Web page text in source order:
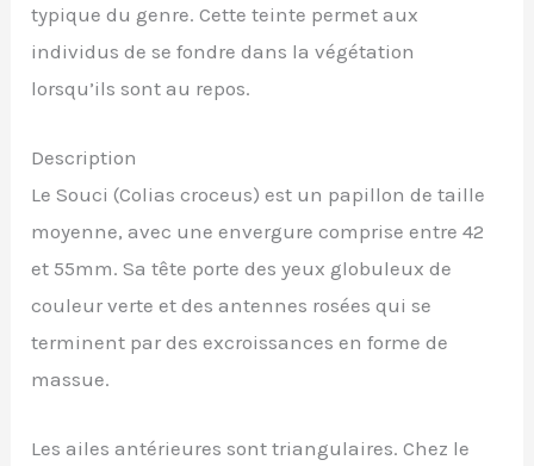
typique du genre. Cette teinte permet aux
individus de se fondre dans la végétation
lorsqu’ils sont au repos.
Description
Le Souci (Colias croceus) est un papillon de taille
moyenne, avec une envergure comprise entre 42
et 55mm. Sa tête porte des yeux globuleux de
couleur verte et des antennes rosées qui se
terminent par des excroissances en forme de
massue.
Les ailes antérieures sont triangulaires. Chez le